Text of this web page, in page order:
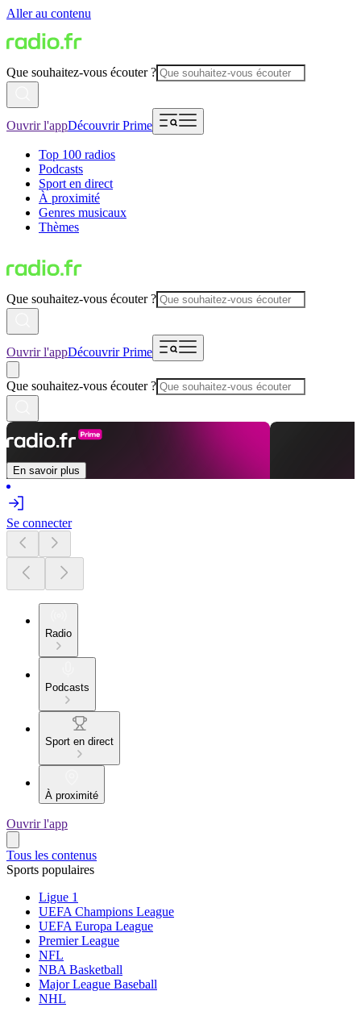
Aller au contenu
Que souhaitez-vous écouter ?
Ouvrir l'appDécouvrir Prime
Top 100 radios
Podcasts
Sport en direct
À proximité
Genres musicaux
Thèmes
Que souhaitez-vous écouter ?
Ouvrir l'appDécouvrir Prime
Que souhaitez-vous écouter ?
En savoir plus
Se connecter
Radio
Podcasts
Sport en direct
À proximité
Ouvrir l'app
Tous les contenus
Sports populaires
Ligue 1
UEFA Champions League
UEFA Europa League
Premier League
NFL
NBA Basketball
Major League Baseball
NHL